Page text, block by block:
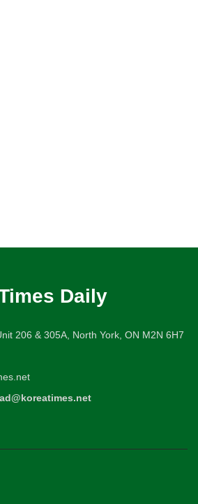
Daily
206 & 305A, North York, ON M2N 6H7
ad@koreatimes.net